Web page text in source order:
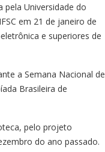
pela Universidade do
em 21 de janeiro de
e superiores de
a Semana Nacional de
Brasileira de
pelo projeto
do ano passado.